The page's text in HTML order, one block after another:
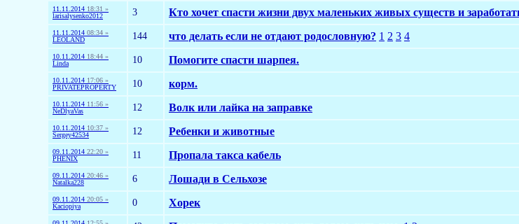
11.11.2014 18:31 »
larisalysenko2012
3 Кто хочет спасти жизни двух маленьких живых существ и
11.11.2014 08:34 »
LEOLAND
144 что делать если не отдают родословную? 1 2 3 4
10.11.2014 18:44 »
Linda
10 Помогите спасти шарпея.
10.11.2014 17:06 »
PRIVATEPROPERTY
10 корм.
10.11.2014 11:56 »
NeDlyaVas
12 Волк или лайка на заправке
10.11.2014 10:37 »
Sergey42534
12 Ребенки и животные
09.11.2014 22:20 »
PHENIX
11 Пропала такса кабель
09.11.2014 20:46 »
Natalka228
6 Лошади в Сельхозе
09.11.2014 20:05 »
Kaciopiya
0 Хорек